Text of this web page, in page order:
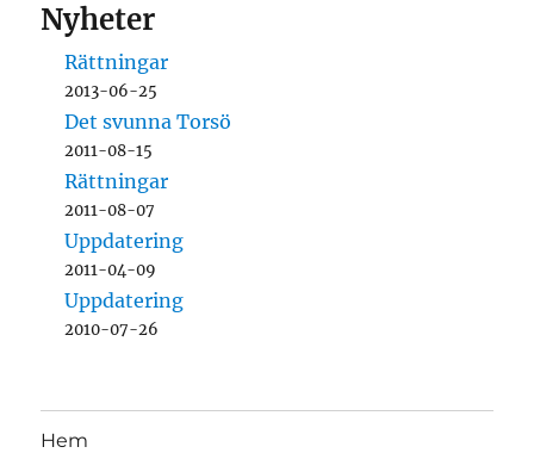
Nyheter
Rättningar
2013-06-25
Det svunna Torsö
2011-08-15
Rättningar
2011-08-07
Uppdatering
2011-04-09
Uppdatering
2010-07-26
Hem